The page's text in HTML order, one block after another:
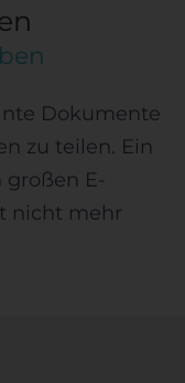
Dokumente
zu teilen. Ein
großen E-
nicht mehr